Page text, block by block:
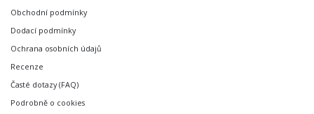
Obchodní podmínky
Dodací podmínky
Ochrana osobních údajů
Recenze
Časté dotazy (FAQ)
Podrobně o cookies